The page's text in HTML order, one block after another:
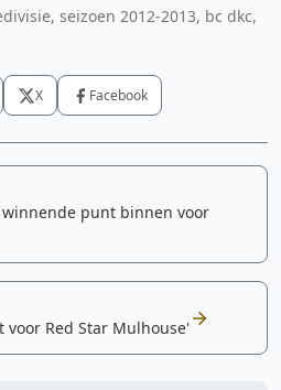
seizoen 2012-2013, bc dkc,
X Facebook
punt binnen voor
voor Red Star Mulhouse'